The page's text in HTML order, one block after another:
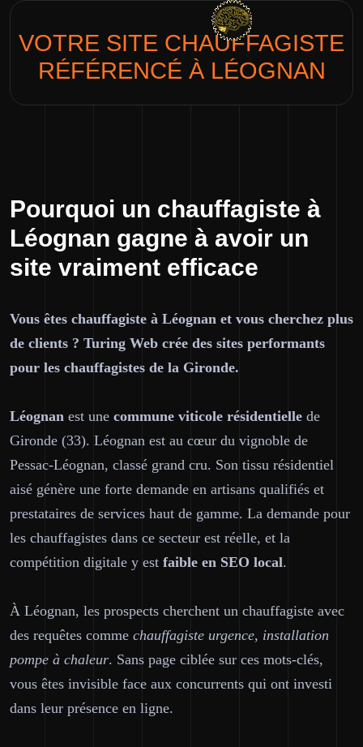
VOTRE SITE CHAUFFAGISTE
RÉFÉRENCÉ À LÉOGNAN
Pourquoi un chauffagiste à
Léognan gagne à avoir un
site vraiment efficace
Vous êtes chauffagiste à Léognan et vous cherchez plus
de clients ? Turing Web crée des sites performants
pour les chauffagistes de la Gironde.
Léognan est une commune viticole résidentielle de
Gironde (33). Léognan est au cœur du vignoble de
Pessac-Léognan, classé grand cru. Son tissu résidentiel
aisé génère une forte demande en artisans qualifiés et
prestataires de services haut de gamme. La demande pour
les chauffagistes dans ce secteur est réelle, et la
compétition digitale y est faible en SEO local.
À Léognan, les prospects cherchent un chauffagiste avec
des requêtes comme chauffagiste urgence, installation
pompe à chaleur. Sans page ciblée sur ces mots-clés,
vous êtes invisible face aux concurrents qui ont investi
dans leur présence en ligne.